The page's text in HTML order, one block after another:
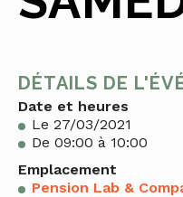
DÉTAILS DE
Date et heures
Le 27/03/2021
De 09:00 à 10:00
Emplacement
Pension Lab &